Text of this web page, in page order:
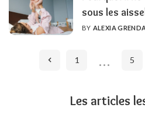
sous les
POSTED
BY ALEXIA
1 … 5
Les articles